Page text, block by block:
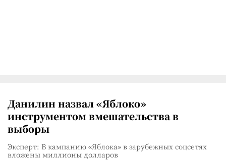
Данилин назвал «Яблоко»
инструментом вмешательства в
выборы
Эксперт: В кампанию «Яблока» в зарубежных соцсетях
вложены миллионы долларов